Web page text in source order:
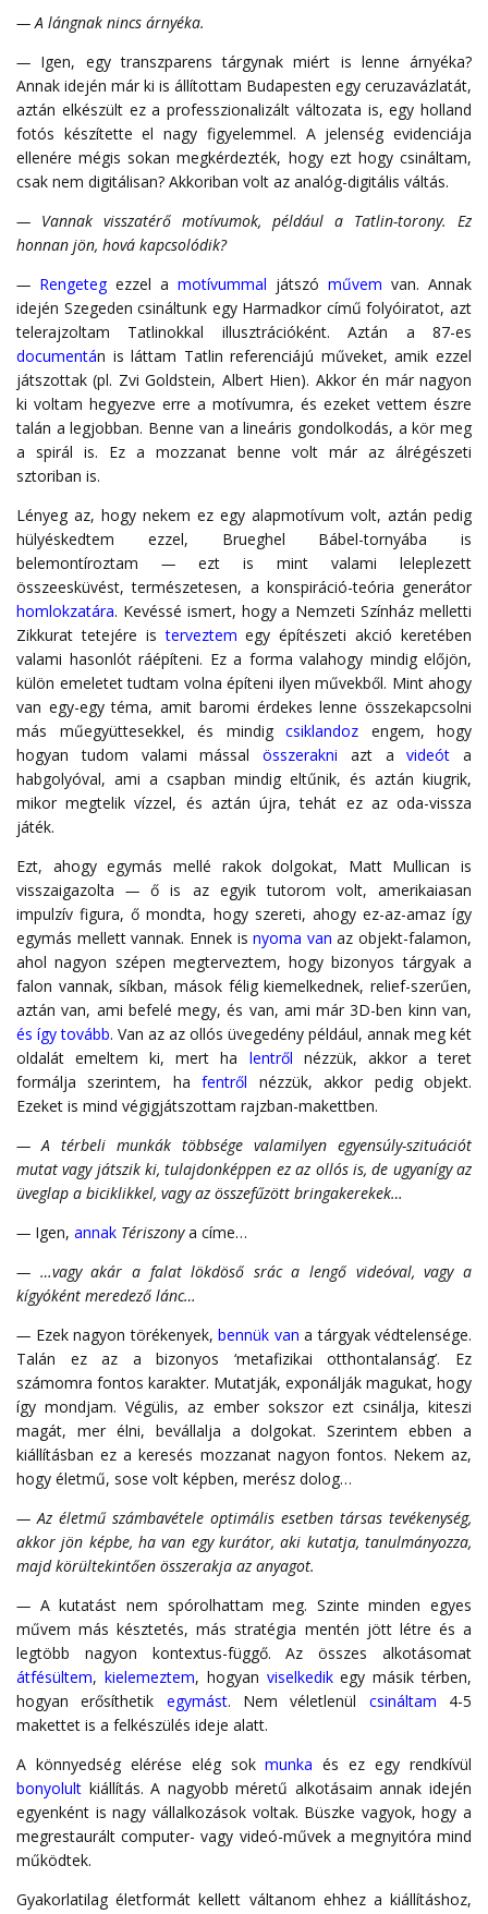
— A lángnak nincs árnyéka.
— Igen, egy transzparens tárgynak miért is lenne árnyéka?
Annak idején már ki is állítottam Budapesten egy ceruzavázlatát,
aztán elkészült ez a professzionalizált változata is, egy holland
fotós készítette el nagy figyelemmel. A jelenség evidenciája
ellenére mégis sokan megkérdezték, hogy ezt hogy csináltam,
csak nem digitálisan? Akkoriban volt az analóg-digitális váltás.
— Vannak visszatérő motívumok, például a Tatlin-torony. Ez
honnan jön, hová kapcsolódik?
— Rengetegezzel a motívummal játszó művem van. Annak
idején Szegeden csináltunk egy Harmadkor című folyóiratot, azt
telerajzoltam Tatlinokkal illusztrációként. Aztán a 87-es
documentán is láttam Tatlin referenciájú műveket, amik ezzel
játszottak (pl. Zvi Goldstein, Albert Hien). Akkor én már nagyon
ki voltam hegyezve erre a motívumra, és ezeket vettem észre
talán a legjobban. Benne van a lineáris gondolkodás, a kör meg
a spirál is. Ez a mozzanat benne volt már az álrégészeti
sztoriban is.
Lényeg az, hogy nekem ez egy alapmotívum volt, aztán pedig
hülyéskedtem ezzel, Brueghel Bábel-tornyába is
belemontíroztam — ezt is mint valami leleplezett
összeesküvést, természetesen, a konspiráció-teória generátor
homlokzatára. Kevéssé ismert, hogy a Nemzeti Színház melletti
Zikkurat tetejére isterveztem egy építészeti akció keretében
valami hasonlót ráépíteni. Ez a forma valahogy mindig előjön,
külön emeletet tudtam volna építeni ilyen művekből. Mint ahogy
van egy-egy téma, amit baromi érdekes lenne összekapcsolni
más műegyüttesekkel, és mindig csiklandoz engem, hogy
hogyan tudom valami mással összerakni azt avideót a
habgolyóval, ami a csapban mindig eltűnik, és aztán kiugrik,
mikor megtelik vízzel, és aztán újra, tehát ez az oda-vissza
játék.
Ezt, ahogy egymás mellé rakok dolgokat, Matt Mullican is
visszaigazolta— ő is az egyik tutorom volt, amerikaiasan
impulzív figura, ő mondta, hogy szereti, ahogy ez-az-amaz így
egymás mellett vannak. Ennek isnyoma van az objekt-falamon,
ahol nagyon szépen megterveztem, hogy bizonyos tárgyak a
falon vannak, síkban, mások félig kiemelkednek, relief-szerűen,
aztán van, ami befelé megy, és van, ami már 3D-ben kinn van,
és így tovább. Van az az ollós üvegedény például, annak meg két
oldalát emeltem ki, mert ha lentről nézzük, akkor a teret
formálja szerintem, hafentről nézzük, akkor pedig objekt.
Ezeket is mind végigjátszottam rajzban-makettben.
— A térbeli munkák többsége valamilyen egyensúly-szituációt
mutat vagy játszik ki, tulajdonképpen ez az ollós is, de ugyanígy az
üveglap a biciklikkel, vagy az összefűzött bringakerekek…
— Igen, annak Tériszonya címe…
— …vagy akár a falat lökdöső srác a lengő videóval, vagy a
kígyóként meredező lánc…
— Ezek nagyon törékenyek, bennük van a tárgyak védtelensége.
Talán ez az a bizonyos ‘metafizikai otthontalanság’. Ez
számomra fontos karakter. Mutatják, exponálják magukat, hogy
így mondjam. Végülis, az ember sokszor ezt csinálja, kiteszi
magát, mer élni, bevállalja a dolgokat. Szerintem ebben a
kiállításban ez a keresés mozzanat nagyon fontos. Nekem az,
hogy életmű, sose volt képben, merész dolog…
— Az életmű számbavétele optimális esetben társas tevékenység,
akkor jön képbe, ha van egy kurátor, aki kutatja, tanulmányozza,
majd körültekintően összerakja az anyagot.
— A kutatást nem spórolhattam meg. Szinte minden egyes
művem más késztetés, más stratégia mentén jött létre és a
legtöbb nagyon kontextus-függő. Az összes alkotásomat
átfésültem, kielemeztem, hogyan viselkedikegy másik térben,
hogyan erősíthetik egymást. Nem véletlenül csináltam 4-5
makettet is a felkészülés ideje alatt.
A könnyedség elérése elég sokmunka és ez egy rendkívül
bonyolult kiállítás. A nagyobb méretű alkotásaim annak idején
egyenként is nagy vállalkozások voltak. Büszke vagyok, hogy a
megrestaurált computer- vagy videó-művek a megnyitóra mind
működtek.
Gyakorlatilag életformát kellett váltanom ehhez a kiállításhoz,